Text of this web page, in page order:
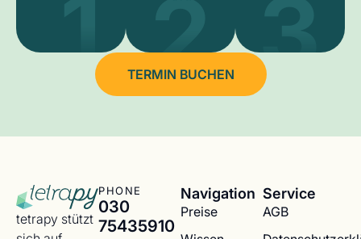
2 3
TERMIN BUCHEN
tetrapy stützt
PHONE
030
75435910
Navigation
Preise
Service
AGB